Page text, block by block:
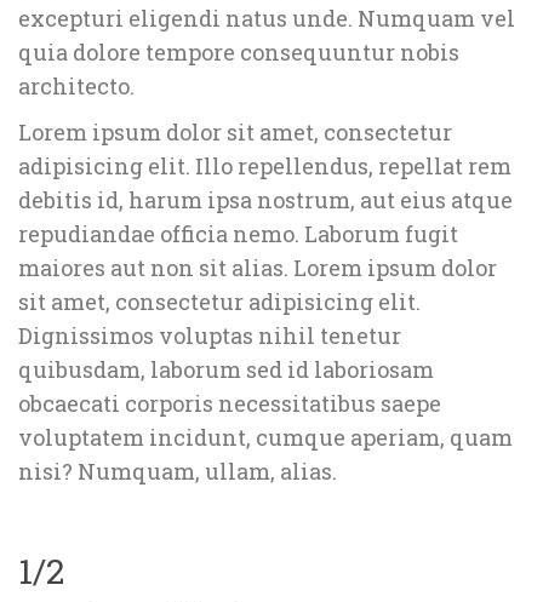
excepturi eligendi natus unde. Numquam vel
quia dolore tempore consequuntur nobis
architecto.
Lorem ipsum dolor sit amet, consectetur
adipisicing elit. Illo repellendus, repellat rem
debitis id, harum ipsa nostrum, aut eius atque
repudiandae officia nemo. Laborum fugit
maiores aut non sit alias. Lorem ipsum dolor
it amet, consectetur adipisicing elit.
Dignissimos voluptas nihil tenetur
quibusdam, laborum sed id laboriosam
obcaecati corporis necessitatibus saepe
voluptatem incidunt, cumque aperiam, quam
nisi? Numquam, ullam, alias.
1/2